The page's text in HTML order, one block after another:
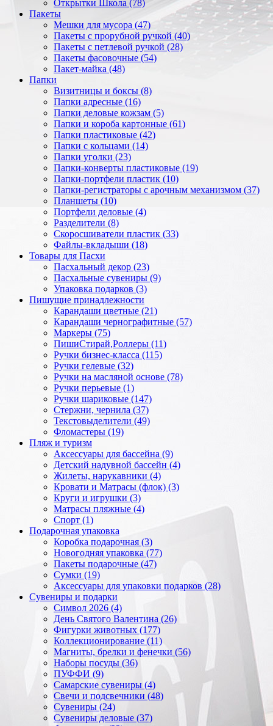
Открытки Школа (78)
Пакеты
Мешки для мусора (47)
Пакеты с прорубной ручкой (40)
Пакеты с петлевой ручкой (28)
Пакеты фасовочные (54)
Пакет-майка (48)
Папки
Визитницы и боксы (8)
Папки адресные (16)
Папки деловые кожзам (5)
Папки и короба картонные (61)
Папки пластиковые (42)
Папки с кольцами (14)
Папки уголки (23)
Папки-конверты пластиковые (19)
Папки-портфели пластик (10)
Папки-регистраторы с арочным механизмом (37)
Планшеты (10)
Портфели деловые (4)
Разделители (8)
Скоросшиватели пластик (33)
Файлы-вкладыши (18)
Товары для Пасхи
Пасхальный декор (23)
Пасхальные сувениры (9)
Упаковка подарков (3)
Пишущие принадлежности
Карандаши цветные (21)
Карандаши чернографитные (57)
Маркеры (75)
ПишиСтирай,Роллеры (11)
Ручки бизнес-класса (115)
Ручки гелевые (32)
Ручки на масляной основе (78)
Ручки перьевые (1)
Ручки шариковые (147)
Стержни, чернила (37)
Текстовыделители (49)
Фломастеры (19)
Пляж и туризм
Аксессуары для бассейна (9)
Детский надувной бассейн (4)
Жилеты, нарукавники (4)
Кровати и Матрасы (флок) (3)
Круги и игрушки (3)
Матрасы пляжные (4)
Спорт (1)
Подарочная упаковка
Коробка подарочная (3)
Новогодняя упаковка (77)
Пакеты подарочные (47)
Сумки (19)
Аксессуары для упаковки подарков (28)
Сувениры и подарки
Символ 2026 (4)
День Святого Валентина (26)
Фигурки животных (177)
Коллекционирование (11)
Магниты, брелки и фенечки (56)
Наборы посуды (36)
ПУФФИ (9)
Самарские сувениры (4)
Свечи и подсвечники (48)
Сувениры (24)
Сувениры деловые (37)